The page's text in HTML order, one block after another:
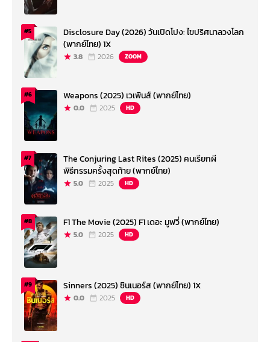
#5
Disclosure Day (2026) วันเปิดโปง: ไขปริศนาลวงโลก
(พากย์ไทย) 1X
3.8 2026 ZOOM
#6 Weapons (2025) เวเพินส์ (พากย์ไทย)
0.0 2025 HD
#7
The Conjuring Last Rites (2025) คนเรียกผี
พิธีกรรมครั้งสุดท้าย (พากย์ไทย)
5.0 2025 HD
#8 F1 The Movie (2025) F1 เดอะ มูฟวี่ (พากย์ไทย)
5.0 2025 HD
#9 Sinners (2025) ซินเนอร์ส (พากย์ไทย) 1X
0.0 2025 HD